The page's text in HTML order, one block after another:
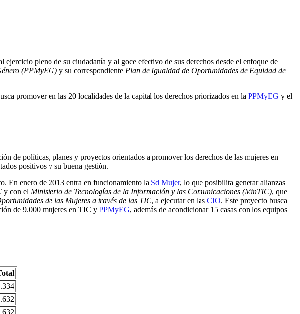
pleno de su ciudadanía y al goce efectivo de sus derechos desde el enfoque de
(PPMyEG) y su correspondiente Plan de Igualdad de Oportunidades de Equidad de
promover en las 20 localidades de la capital los derechos priorizados en la PPMyEG y el
de políticas, planes y proyectos orientados a promover los derechos de las mujeres en
positivos y su buena gestión.
En enero de 2013 entra en funcionamiento la Sd Mujer, lo que posibilita generar alianzas
y con el Ministerio de Tecnologías de la Información y las Comunicaciones (MinTIC), que
de las Mujeres a través de las TIC, a ejecutar en las CIO. Este proyecto busca
de 9.000 mujeres en TIC y PPMyEG, además de acondicionar 15 casas con los equipos